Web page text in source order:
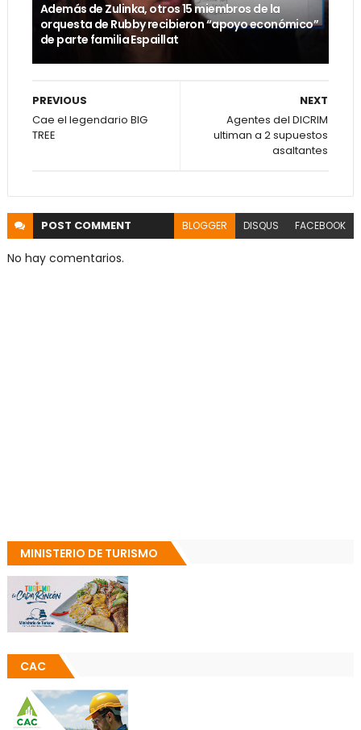
Además de Zulinka, otros 15 miembros de la
orquesta de Rubby recibieron “apoyo económico”
de parte familia Espaillat
NEXT
Agentes del DICRIM
ultiman a 2 supuestos
asaltantes
PREVIOUS
Cae el legendario BIG
TREE
POST COMMENT BLOGGER DISQUS FACEBOOK
No hay comentarios.
MINISTERIO DE TURISMO
CAC